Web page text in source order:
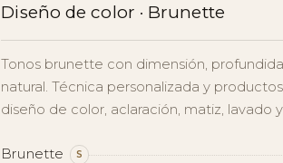
Diseño de color · Brunette
Tonos brunette con dimensión,
natural. Técnica personalizada y
diseño de color, aclaración, matiz, lavado
Brunette S